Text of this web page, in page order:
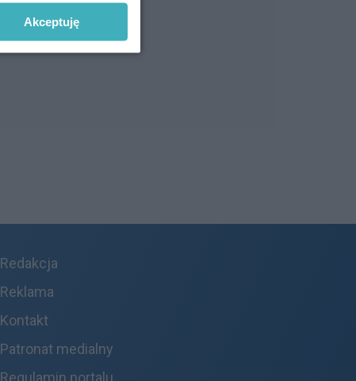
Redakcja
Reklama
Kontakt
Patronat medialny
Regulamin portalu
Akceptuję